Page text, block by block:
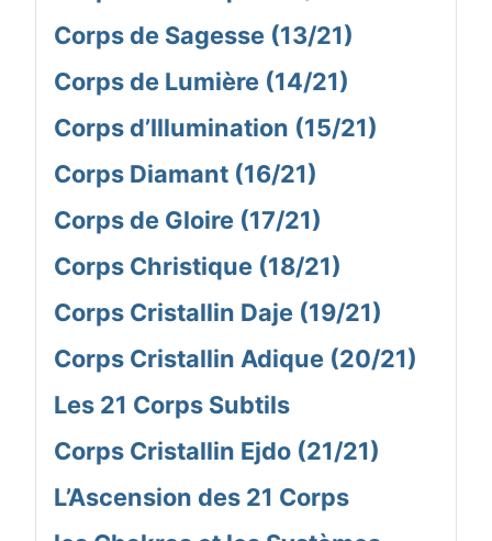
Corps de Sagesse (13/21)
Corps de Lumière (14/21)
Corps d’Illumination (15/21)
Corps Diamant (16/21)
Corps de Gloire (17/21)
Corps Christique (18/21)
Corps Cristallin Daje (19/21)
Corps Cristallin Adique (20/21)
Les 21 Corps Subtils
Corps Cristallin Ejdo (21/21)
L’Ascension des 21 Corps